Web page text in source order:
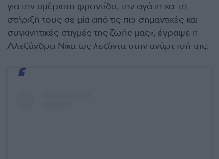
για την αμέριστη φροντίδα, την αγάπη και τη
στήριξή τους σε μία από τις πιο σημαντικές και
συγκινητικές στιγμές της ζωής μας», έγραψε η
Αλεξάνδρα Νίκα ως λεζάντα στην ανάρτησή της.